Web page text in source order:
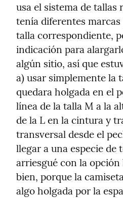
usa el sistema de tallas
tenía diferentes
talla correspondiente,
indicación para
algún sitio, así que
a) usar simplemente la
quedara holgada en el
línea de la talla M a la
de la L en la cintura y
transversal desde el
llegar a una especie de
arriesgué con la
bien, porque la
algo holgada por la